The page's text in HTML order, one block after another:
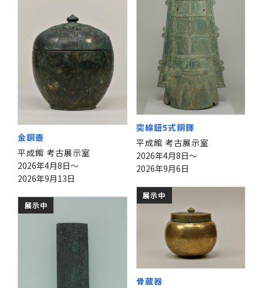
突線鈕5式銅鐸
平成館 考古展示室
2026年4月8日～
2026年9月6日
金銅壺
平成館 考古展示室
2026年4月8日～
2026年9月13日
展示中
骨蔵器
展示中